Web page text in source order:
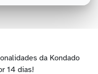
da Kondado
14 dias!